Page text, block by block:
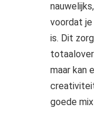
voordat
is. Dit
maar kan
goede